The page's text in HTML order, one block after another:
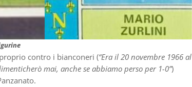
contro i bianconeri (“Era il 20 novembre 1966 al
mai, anche se abbiamo perso per 1-0”)